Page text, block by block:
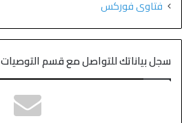
فتاوى فوركس
سجل بياناتك للتواصل مع قسم التوصيات